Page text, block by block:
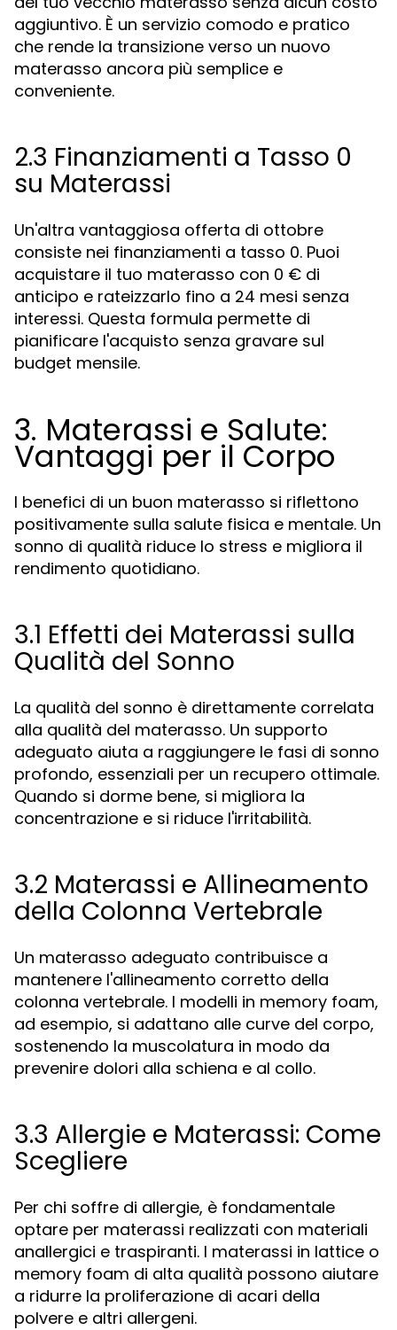
aggiuntivo. È un servizio comodo e pratico
che rende la transizione verso un nuovo
materasso ancora più semplice e
conveniente.
2.3 Finanziamenti a Tasso 0
su Materassi
Un'altra vantaggiosa offerta di ottobre
consiste nei finanziamenti a tasso 0. Puoi
acquistare il tuo materasso con 0 € di
anticipo e rateizzarlo fino a 24 mesi senza
interessi. Questa formula permette di
pianificare l'acquisto senza gravare sul
budget mensile.
3. Materassi e Salute:
Vantaggi per il Corpo
I benefici di un buon materasso si riflettono
positivamente sulla salute fisica e mentale. Un
sonno di qualità riduce lo stress e migliora il
rendimento quotidiano.
3.1 Effetti dei Materassi sulla
Qualità del Sonno
La qualità del sonno è direttamente correlata
alla qualità del materasso. Un supporto
adeguato aiuta a raggiungere le fasi di sonno
profondo, essenziali per un recupero ottimale.
Quando si dorme bene, si migliora la
concentrazione e si riduce l'irritabilità.
3.2 Materassi e Allineamento
della Colonna Vertebrale
Un materasso adeguato contribuisce a
mantenere l'allineamento corretto della
colonna vertebrale. I modelli in memory foam,
ad esempio, si adattano alle curve del corpo,
sostenendo la muscolatura in modo da
prevenire dolori alla schiena e al collo.
3.3 Allergie e Materassi: Come
Scegliere
Per chi soffre di allergie, è fondamentale
optare per materassi realizzati con materiali
anallergici e traspiranti. I materassi in lattice o
memory foam di alta qualità possono aiutare
a ridurre la proliferazione di acari della
polvere e altri allergeni.